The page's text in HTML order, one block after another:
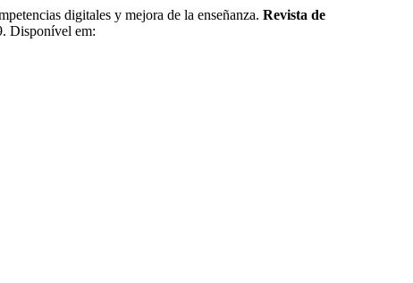
digitales y mejora de la enseñanza. Revista de
Disponível em: